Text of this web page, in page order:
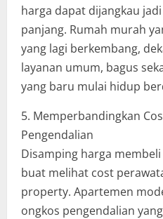
harga dapat dijangkau
panjang. Rumah murah
yang lagi berkembang,
layanan umum, bagus
yang baru mulai hidup
5. Memperbandingkan
Pengendalian
Disamping harga
buat melihat cost
property. Apartemen
ongkos pengendalian